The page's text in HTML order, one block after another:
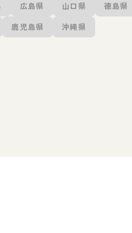
広島県 山口県
徳島県
鹿児島県
沖縄県